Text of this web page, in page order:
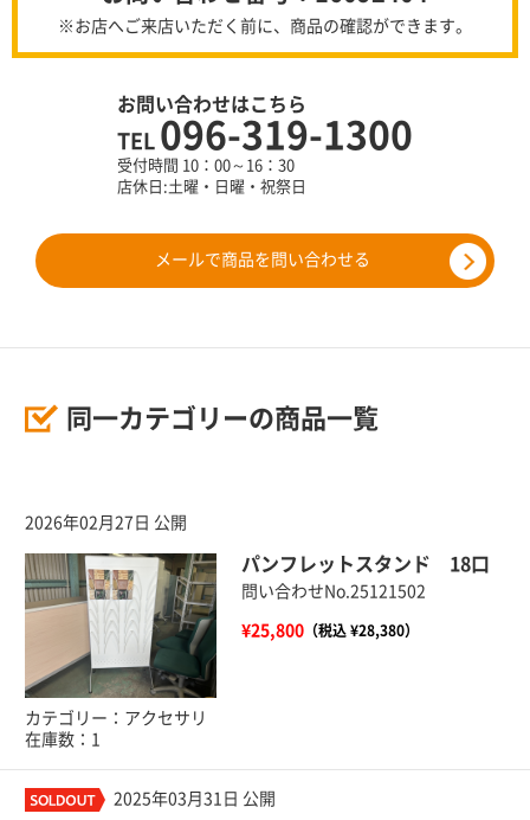
※お店へご来店いただく前に、商品の確認ができます。
お問い合わせはこちら
TEL 096-319-1300
受付時間 10：00～16：30
店休日:土曜・日曜・祝祭日
メールで商品を問い合わせる
同一カテゴリーの商品一覧
2026年02月27日 公開
パンフレットスタンド 18口
問い合わせNo.25121502
¥25,800（税込 ¥28,380）
カテゴリー：アクセサリ
在庫数：1
2025年03月31日 公開